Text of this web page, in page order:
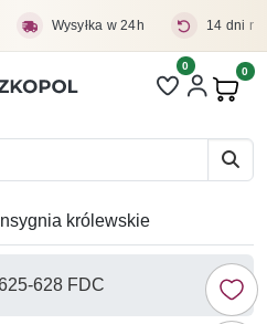
Wysyłka w 24h 14 dni
Liczba pozycji
0 0
Insygnia królewskie